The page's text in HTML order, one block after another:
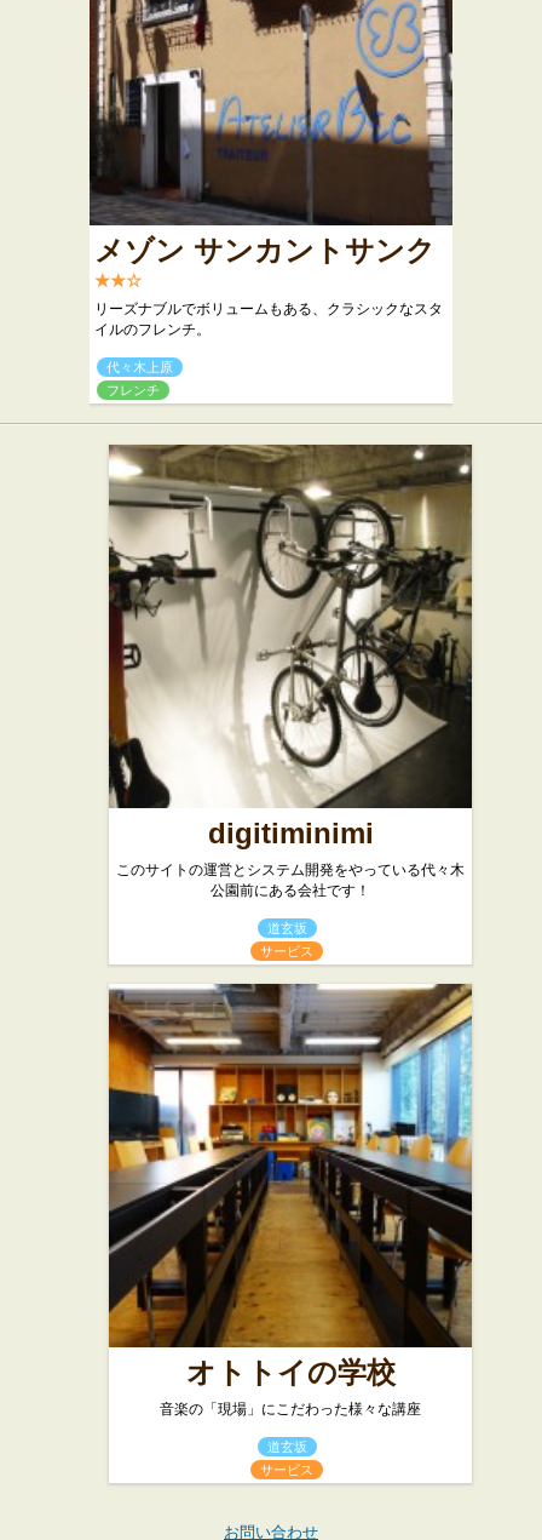
メゾン サンカントサンク
★★☆
リーズナブルでボリュームもある、クラシックなスタ
イルのフレンチ。
代々木上原
フレンチ
digitiminimi
このサイトの運営とシステム開発をやっている代々木
公園前にある会社です！
道玄坂
サービス
オトトイの学校
音楽の「現場」にこだわった様々な講座
道玄坂
サービス
お問い合わせ